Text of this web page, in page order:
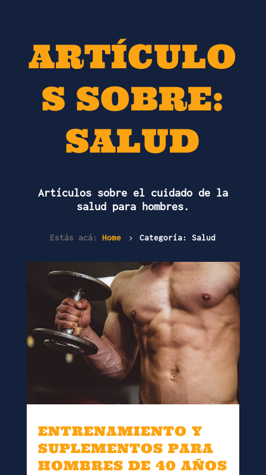
ARTÍCULO
S SOBRE:
SALUD
Artículos sobre el cuidado de la
salud para hombres.
Estás acá:Home 5 Categoría: Salud
ENTRENAMIENTO Y
SUPLEMENTOS PARA
HOMBRES DE 40 AÑOS